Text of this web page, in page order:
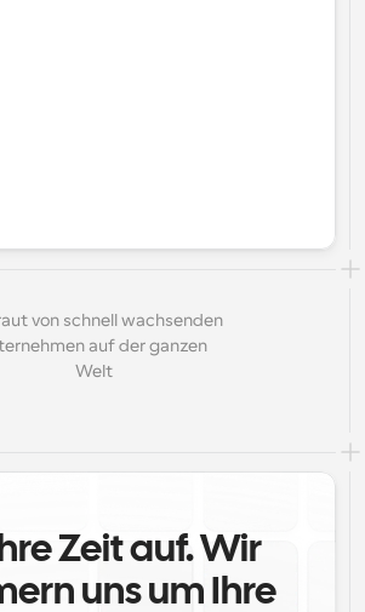
von schnell wachsenden
auf der ganzen
Welt
Zeit auf. Wir
uns um Ihre